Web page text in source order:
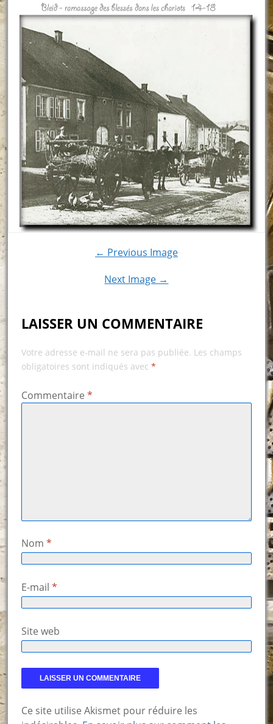
← Previous Image
Next Image →
LAISSER UN COMMENTAIRE
Votre adresse e-mail ne sera pas publiée. Les champs
obligatoires sont indiqués avec *
Commentaire *
Nom *
E-mail *
Site web
Ce site utilise Akismet pour réduire les